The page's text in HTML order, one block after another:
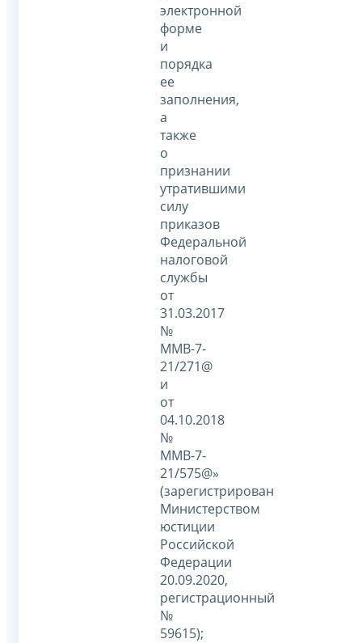
электронной
форме
и
порядка
ее
заполнения,
а
также
о
признании
утратившими
силу
приказов
Федеральной
налоговой
службы
от
31.03.2017
№
ММВ-7-
21/271@
и
от
04.10.2018
№
ММВ-7-
21/575@»
(зарегистрирован
Министерством
юстиции
Российской
Федерации
20.09.2020,
регистрационный
№
59615);